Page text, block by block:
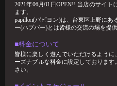
🦋🉐女性様特典🉐🦋 🤩2月の抽選結果🤩
2026-02-24
パンブログ 「あまーい」
お久しぶりです！ スタッフのパンで
ピソードをお話
2026-02-17
2021年06月01日OPEN‼︎ 当店のサイ
ます。
papillon(パピヨン)は、台東区上野に
ー(ハプバー)とは皆様の交流の場を提供
■料金について
皆様に楽しく遊んでいただけるように
ーズナブルな料金に設定しておりま
さい。